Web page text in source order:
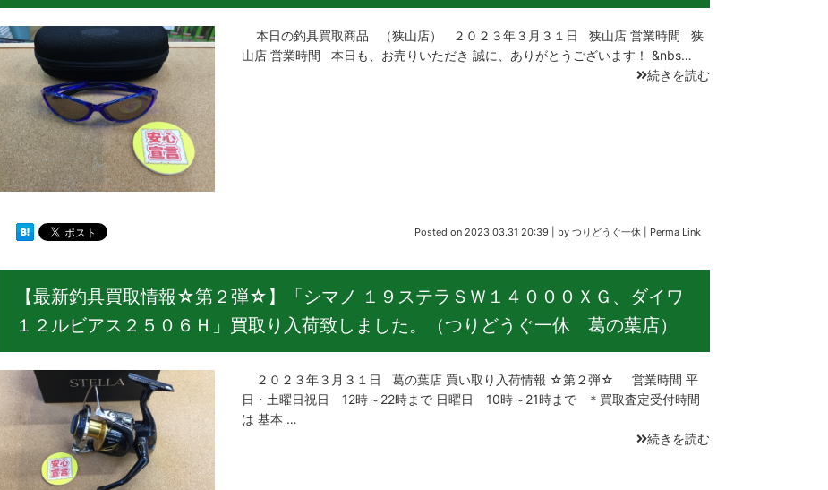
本日の釣具買取商品 （狭山店） ２０２３年３月３１日 狭山店 営業時間 狭
山店 営業時間 本日も、お売りいただき 誠に、ありがとうございます！ &nbs…
続きを読む
Posted on 2023.03.31 20:39 by つりどうぐ一休 Perma Link
【最新釣具買取情報☆第２弾☆】「シマノ １９ステラＳＷ１４０００ＸＧ、ダイワ
１２ルビアス２５０６Ｈ」買取り入荷致しました。（つりどうぐ一休 葛の葉店）
２０２３年３月３１日 葛の葉店 買い取り入荷情報 ☆第２弾☆ 営業時間 平
日・土曜日祝日 12時～22時まで 日曜日 10時～21時まで ＊買取査定受付時間
は 基本 …
続きを読む